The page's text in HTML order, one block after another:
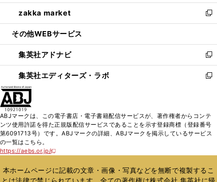
開
く
ウ
で
開
ン
ド
ウ
開
く
ウ
ィ
ン
ウ
で
開
く
し
い
ウ
ン
ド
ウ
で
zakka market
新
し
ウ
ィ
ン
ド
く
その他WEBサービス
集英社アドナビ
新
し
い
ド
ウ
で
集英社エディターズ・ラボ
新
ィ
ン
ド
開
く
ABJマークは、この電子書店・電子書籍配信サービスが、著作権者からコンテ
ンツ使用許諾を得た正規版配信サービスであることを示す登録商標（登録番号
第6091713号）です。ABJマークの詳細、ABJマークを掲示しているサービス
の一覧はこちら。
https://aebs.or.jp/
新
い
ウ
本ホームページに記載の文章・画像・写真などを無断で複製するこ
とは法律で禁じられています。全ての著作権は株式会社 集英社に帰